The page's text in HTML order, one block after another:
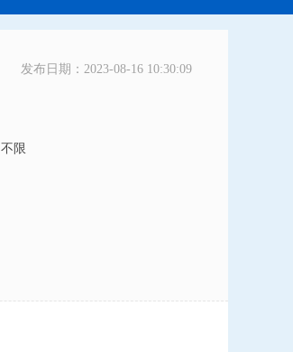
发布日期：2023-08-16 10:30:09
不限